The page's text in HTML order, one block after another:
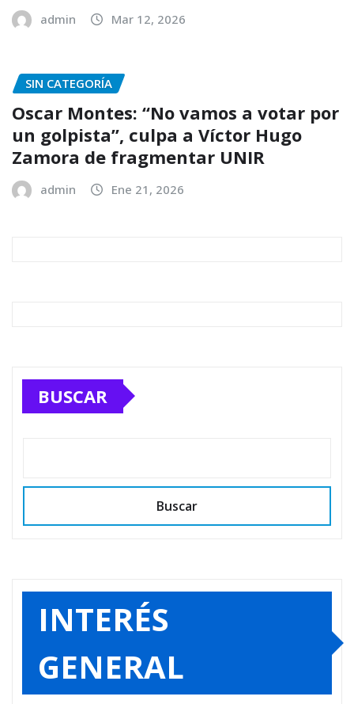
admin Mar 12, 2026
SIN CATEGORÍA
Oscar Montes: “No vamos a votar por
un golpista”, culpa a Víctor Hugo
Zamora de fragmentar UNIR
admin Ene 21, 2026
BUSCAR
Buscar
INTERÉS
GENERAL